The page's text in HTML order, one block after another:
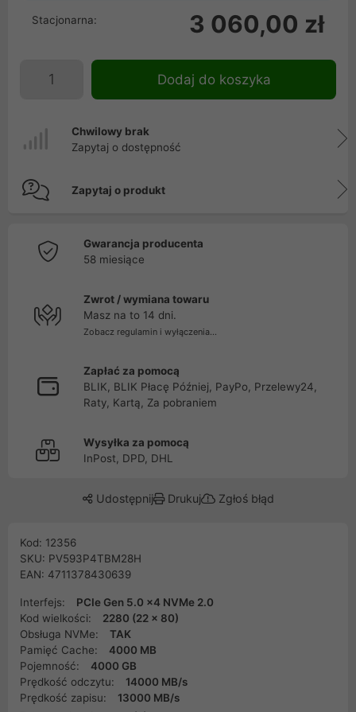
Stacjonarna: 3 060,00 zł
Dodaj do koszyka
Chwilowy brak
Zapytaj o dostępność
Zapytaj o produkt
Gwarancja producenta
58 miesiące
Zwrot / wymiana towaru
Masz na to 14 dni.
Zobacz regulamin i wyłączenia...
Zapłać za pomocą
BLIK, BLIK Płacę Później, PayPo, Przelewy24,
Raty, Kartą, Za pobraniem
Wysyłka za pomocą
InPost, DPD, DHL
Udostępnij Drukuj Zgłoś błąd
Kod: 12356
SKU: PV593P4TBM28H
EAN: 4711378430639
Interfejs:
PCIe Gen 5.0 x4 NVMe 2.0
Kod wielkości:
2280 (22 x 80)
Obsługa NVMe:
TAK
Pamięć Cache:
4000 MB
Pojemność:
4000 GB
Prędkość odczytu:
14000 MB/s
Prędkość zapisu:
13000 MB/s